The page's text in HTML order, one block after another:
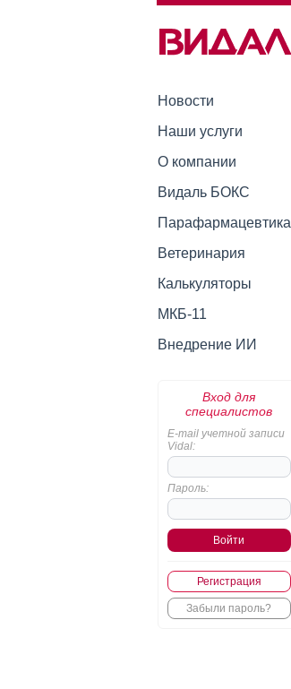
Новости
Наши услуги
О компании
Видаль БОКС
Парафармацевтика
Ветеринария
Калькуляторы
МКБ-11
Внедрение ИИ
Вход для
специалистов
E-mail учетной записи
Vidal:
Пароль:
Регистрация
Забыли пароль?